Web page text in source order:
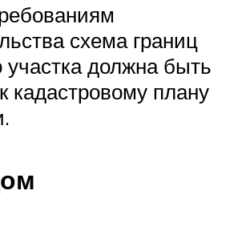
схема границ
участка должна быть
кадастровому плану